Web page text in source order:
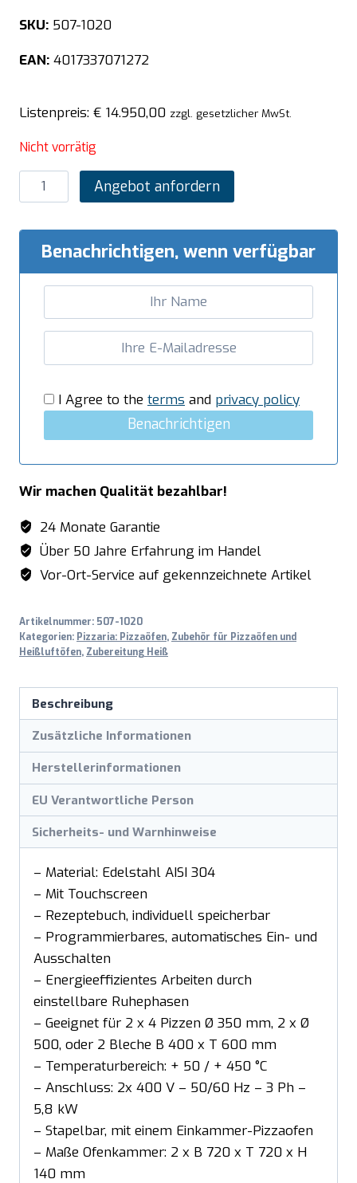
SKU: 507-1020
EAN: 4017337071272
Listenpreis: € 14.950,00 zzgl. gesetzlicher MwSt.
Nicht vorrätig
SARO
Pizzaofen
Modell
Angebot anfordern
Benachrichtigen, wenn verfügbar
I Agree to the terms and privacy policy
Benachrichtigen
Wir machen Qualität bezahlbar!
24 Monate Garantie
Über 50 Jahre Erfahrung im Handel
Vor-Ort-Service auf gekennzeichnete Artikel
Artikelnummer: 507-1020
Kategorien: Pizzaria: Pizzaöfen, Zubehör für Pizzaöfen und
Heißluftöfen, Zubereitung Heiß
Beschreibung
Zusätzliche Informationen
Herstellerinformationen
EU Verantwortliche Person
Sicherheits- und Warnhinweise
– Material: Edelstahl AISI 304
– Mit Touchscreen
– Rezeptebuch, individuell speicherbar
– Programmierbares, automatisches Ein- und
Ausschalten
– Energieeffizientes Arbeiten durch
einstellbare Ruhephasen
– Geeignet für 2 x 4 Pizzen Ø 350 mm, 2 x Ø
500, oder 2 Bleche B 400 x T 600 mm
– Temperaturbereich: + 50 / + 450 °C
– Anschluss: 2x 400 V – 50/60 Hz – 3 Ph –
5,8 kW
– Stapelbar, mit einem Einkammer-Pizzaofen
– Maße Ofenkammer: 2 x B 720 x T 720 x H
140 mm